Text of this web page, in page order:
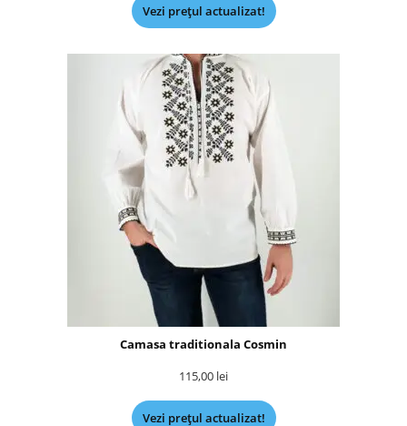
Vezi prețul actualizat!
Camasa traditionala Cosmin
115,00 lei
Vezi prețul actualizat!